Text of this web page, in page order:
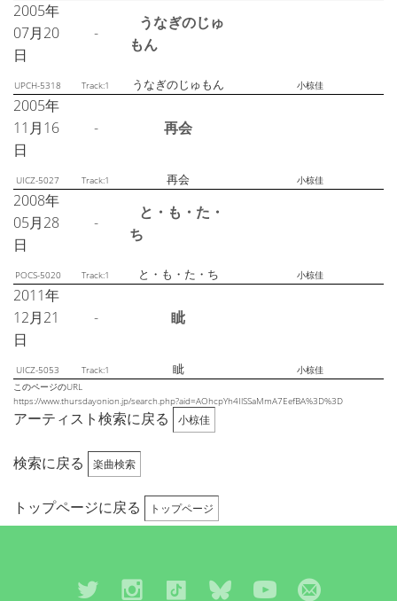
2005年
07月20
日
-
うなぎのじゅ
もん
UPCH-5318 Track:1 うなぎのじゅもん 小椋佳
2005年
11月16
日
- 再会
UICZ-5027 Track:1 再会 小椋佳
2008年
05月28
日
-
と・も・た・
ち
POCS-5020 Track:1 と・も・た・ち 小椋佳
2011年
12月21
日
- 眦
UICZ-5053 Track:1 眦
小椋佳
このページのURL
https://www.thursdayonion.jp/search.php?aid=AOhcpYh4IlSSaMmA7EefBA%3D%3D
アーティスト検索に戻る 小椋佳
検索に戻る 楽曲検索
トップページに戻る トップページ